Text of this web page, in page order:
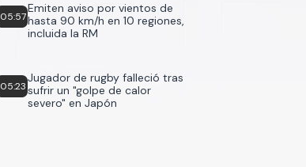
05:57
Emiten aviso por vientos de
hasta 90 km/h en 10 regiones,
incluida la RM
05:23
Jugador de rugby falleció tras
sufrir un "golpe de calor
severo" en Japón